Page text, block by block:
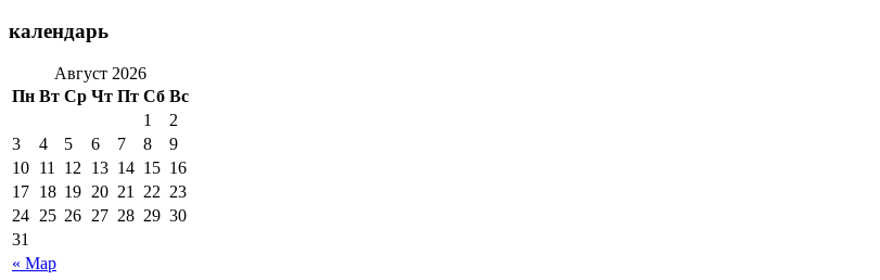
календарь
Август 2026
Пн Вт Ср Чт Пт Сб Вс
« Мар
1
2
3
4 5 6 7 8
9
10 11 12 13 14 15 16
17 18 19 20 21 22 23
24 25 26 27 28 29 30
31